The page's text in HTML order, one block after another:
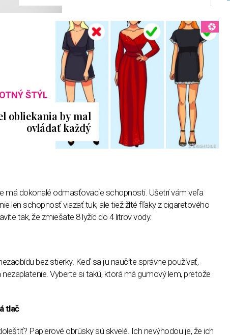
ŠTÝL
obliekania by mal
ovládať každý
má dokonalé odmasťovacie schopnosti. Ušetrí vám veľa
len schopnosť viazať tuk, ale tiež žlté fľaky z cigaretového
tak, že zmiešate 8 lyžíc do 4 litrov vody.
bez stierky. Keď sa ju naučíte správne používať,
Vyberte si takú, ktorá má gumový lem, pretože
tlač
Papierové obrúsky sú skvelé. Ich nevýhodou je, že ich